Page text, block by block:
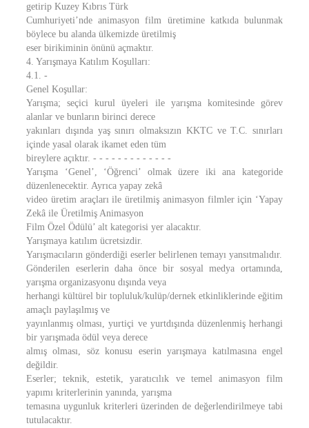
getirip Kuzey Kıbrıs Türk
Cumhuriyeti’nde animasyon film üretimine katkıda bulunmak
böylece bu alanda ülkemizde üretilmiş
eser birikiminin önünü açmaktır.
4. Yarışmaya Katılım Koşulları:
4.1. -
Genel Koşullar:
Yarışma; seçici kurul üyeleri ile yarışma komitesinde görev
alanlar ve bunların birinci derece
yakınları dışında yaş sınırı olmaksızın KKTC ve T.C. sınırları
içinde yasal olarak ikamet eden tüm
bireylere açıktır. - - - - - - - - - - - - -
Yarışma ‘Genel’, ‘Öğrenci’ olmak üzere iki ana kategoride
düzenlenecektir. Ayrıca yapay zekâ
video üretim araçları ile üretilmiş animasyon filmler için ‘Yapay
Zekâ ile Üretilmiş Animasyon
Film Özel Ödülü’ alt kategorisi yer alacaktır.
Yarışmaya katılım ücretsizdir.
Yarışmacıların gönderdiği eserler belirlenen temayı yansıtmalıdır.
Gönderilen eserlerin daha önce bir sosyal medya ortamında,
yarışma organizasyonu dışında veya
herhangi kültürel bir topluluk/kulüp/dernek etkinliklerinde eğitim
amaçlı paylaşılmış ve
yayınlanmış olması, yurtiçi ve yurtdışında düzenlenmiş herhangi
bir yarışmada ödül veya derece
almış olması, söz konusu eserin yarışmaya katılmasına engel
değildir.
Eserler; teknik, estetik, yaratıcılık ve temel animasyon film
yapımı kriterlerinin yanında, yarışma
temasına uygunluk kriterleri üzerinden de değerlendirilmeye tabi
tutulacaktır.